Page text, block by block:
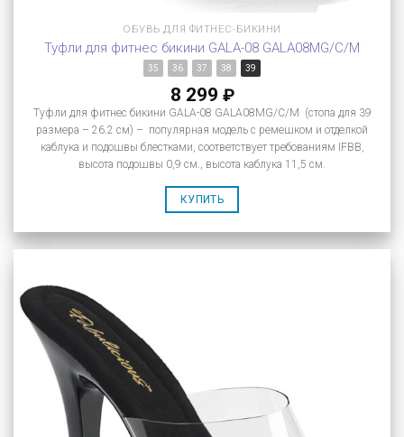
ОБУВЬ ДЛЯ ФИТНЕС-БИКИНИ
Туфли для фитнес бикини GALA-08 GALA08MG/C/M
35 36 37 38 39
8 299 ₽
Туфли для фитнес бикини GALA-08 GALA08MG/C/M (стопа для 39
размера – 26.2 см) – популярная модель с ремешком и отделкой
каблука и подошвы блестками, соответствует требованиям IFBB,
высота подошвы 0,9 см., высота каблука 11,5 см.
КУПИТЬ